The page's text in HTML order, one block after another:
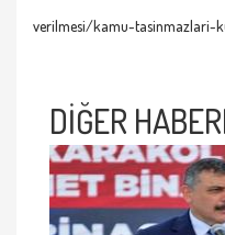
verilmesi/kamu-tasinmazlari-
DİĞER